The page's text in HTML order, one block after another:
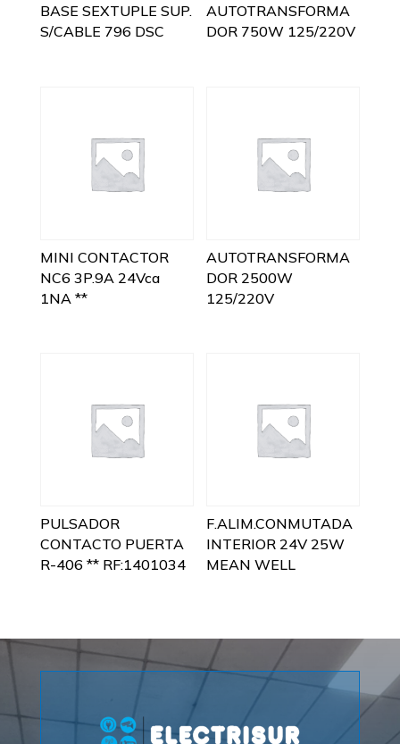
BASE SEXTUPLE SUP.
S/CABLE 796 DSC
AUTOTRANSFORMA
DOR 750W 125/220V
MINI CONTACTOR
NC6 3P.9A 24Vca
1NA **
AUTOTRANSFORMA
DOR 2500W
125/220V
PULSADOR
CONTACTO PUERTA
R-406 ** RF:1401034
F.ALIM.CONMUTADA
INTERIOR 24V 25W
MEAN WELL